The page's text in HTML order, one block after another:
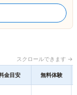
スクロールできます →
金目安 無料体験